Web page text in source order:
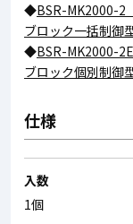
◆BSR-
ブロック一括制御
◆BSR-MK2000-
ブロック個別制御
仕様
入数
1個